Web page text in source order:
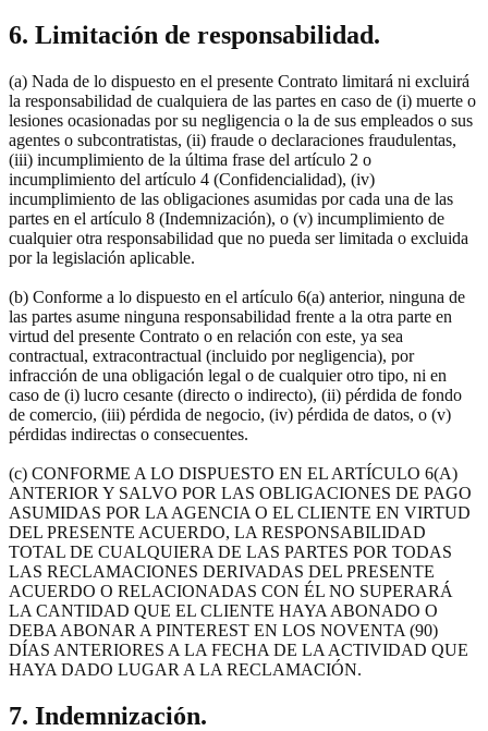
6. Limitación de responsabilidad.
(a) Nada de lo dispuesto en el presente Contrato limitará ni excluirá
la responsabilidad de cualquiera de las partes en caso de (i) muerte o
lesiones ocasionadas por su negligencia o la de sus empleados o sus
agentes o subcontratistas, (ii) fraude o declaraciones fraudulentas,
(iii) incumplimiento de la última frase del artículo 2 o
incumplimiento del artículo 4 (Confidencialidad), (iv)
incumplimiento de las obligaciones asumidas por cada una de las
partes en el artículo 8 (Indemnización), o (v) incumplimiento de
cualquier otra responsabilidad que no pueda ser limitada o excluida
por la legislación aplicable.
(b) Conforme a lo dispuesto en el artículo 6(a) anterior, ninguna de
las partes asume ninguna responsabilidad frente a la otra parte en
virtud del presente Contrato o en relación con este, ya sea
contractual, extracontractual (incluido por negligencia), por
infracción de una obligación legal o de cualquier otro tipo, ni en
caso de (i) lucro cesante (directo o indirecto), (ii) pérdida de fondo
de comercio, (iii) pérdida de negocio, (iv) pérdida de datos, o (v)
pérdidas indirectas o consecuentes.
(c) CONFORME A LO DISPUESTO EN EL ARTÍCULO 6(A)
ANTERIOR Y SALVO POR LAS OBLIGACIONES DE PAGO
ASUMIDAS POR LA AGENCIA O EL CLIENTE EN VIRTUD
DEL PRESENTE ACUERDO, LA RESPONSABILIDAD
TOTAL DE CUALQUIERA DE LAS PARTES POR TODAS
LAS RECLAMACIONES DERIVADAS DEL PRESENTE
ACUERDO O RELACIONADAS CON ÉL NO SUPERARÁ
LA CANTIDAD QUE EL CLIENTE HAYA ABONADO O
DEBA ABONAR A PINTEREST EN LOS NOVENTA (90)
DÍAS ANTERIORES A LA FECHA DE LA ACTIVIDAD QUE
HAYA DADO LUGAR A LA RECLAMACIÓN.
7. Indemnización.